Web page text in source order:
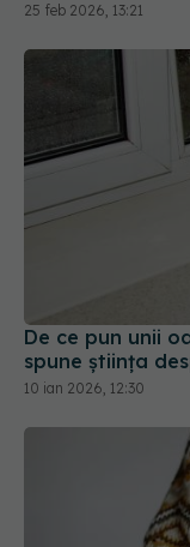
25 feb 2026, 13:21
De ce pun unii
spune știința
10 ian 2026, 12:30